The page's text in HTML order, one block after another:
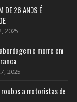
DE 26 ANOS É
2025
e morre em
2025
a motoristas de